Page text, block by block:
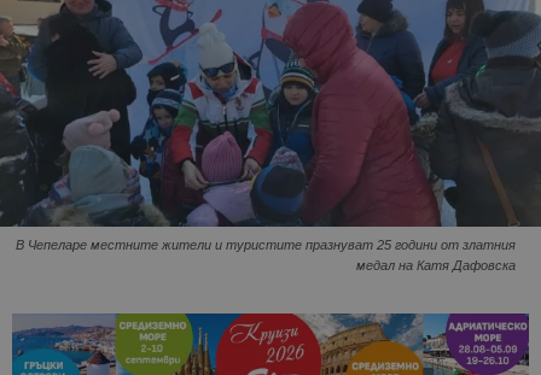
В Чепеларе местните жители и туристите празнуват 25 години от златния
медал на Катя Дафовска